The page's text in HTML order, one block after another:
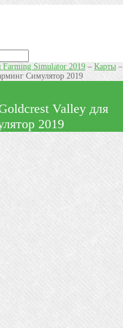
Simulator 2019 – Карты–
Симулятор 2019
Valley для
2019